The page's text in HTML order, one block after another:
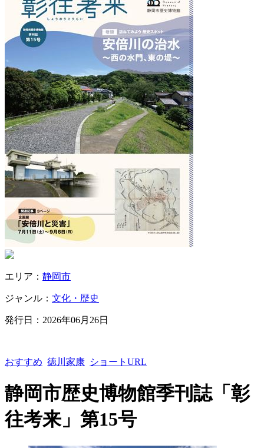
エリア： 静岡市
ジャンル： 文化・歴史
発行日： 2026年06月26日
おすすめ 徳川家康 ショートURL
静岡市歴史博物館季刊誌「彰
往考来」第15号